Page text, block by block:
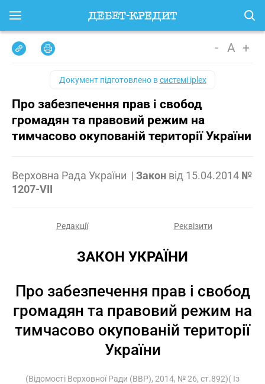
- A +
Документ підготовлено всистемі iplex
Про забезпечення прав і свобод
громадян та правовий режим на
тимчасово окупованій території України
Верховна Рада України | Закон від 15.04.2014 №
1207-VII
Редакції Реквізити
ЗАКОН УКРАЇНИ
Про забезпечення прав і свобод
громадян та правовий режим на
тимчасово окупованій території
України
(Відомості Верховної Ради (ВВР), 2014, № 26, ст.892)( Із